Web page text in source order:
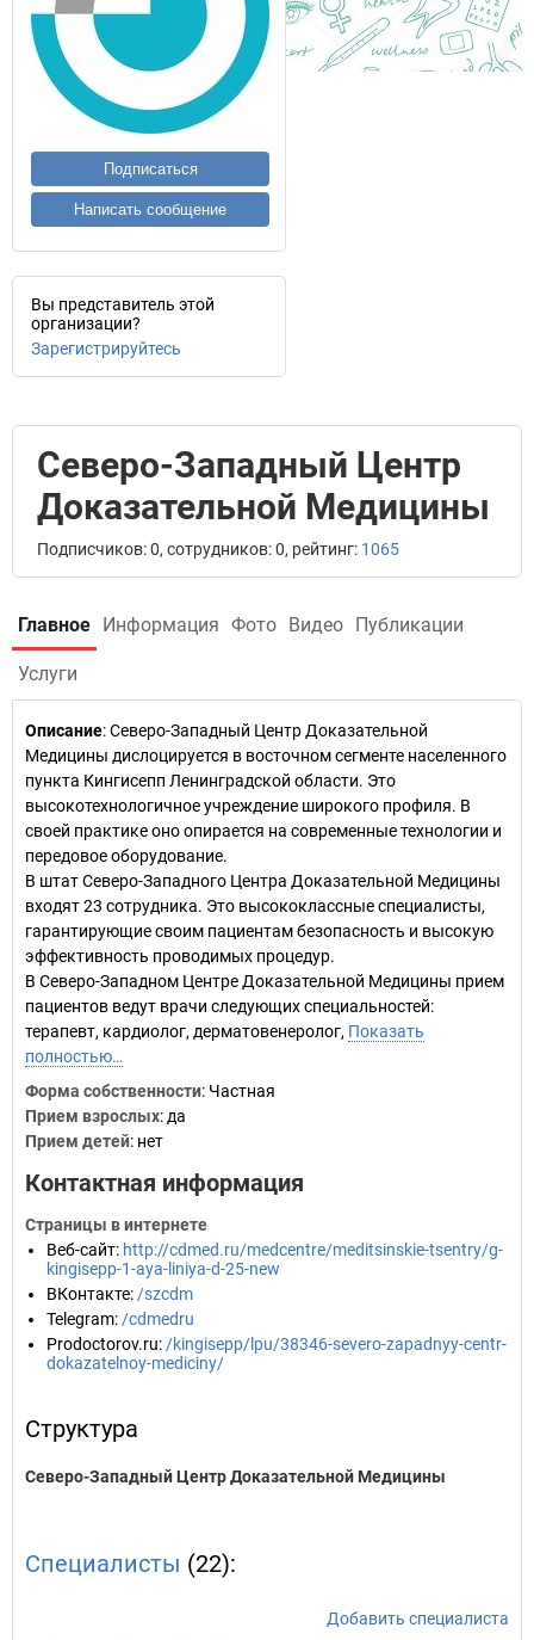
Подписаться
Написать сообщение
Вы представитель этой
организации?
Зарегистрируйтесь
Северо-Западный Центр
Доказательной Медицины
Подписчиков: 0, сотрудников: 0, рейтинг: 1065
Главное Информация Фото Видео Публикации
Услуги
Описание: Северо-Западный Центр Доказательной
Медицины дислоцируется в восточном сегменте населенного
пункта Кингисепп Ленинградской области. Это
высокотехнологичное учреждение широкого профиля. В
своей практике оно опирается на современные технологии и
передовое оборудование.
В штат Северо-Западного Центра Доказательной Медицины
входят 23 сотрудника. Это высококлассные специалисты,
гарантирующие своим пациентам безопасность и высокую
эффективность проводимых процедур.
В Северо-Западном Центре Доказательной Медицины прием
пациентов ведут врачи следующих специальностей:
терапевт, кардиолог, дерматовенеролог, Показать
полностью…
Форма собственности: Частная
Прием взрослых: да
Прием детей: нет
Контактная информация
Страницы в интернете
Веб-сайт: http://cdmed.ru/medcentre/meditsinskie-tsentry/g-
kingisepp-1-aya-liniya-d-25-new
ВКонтакте: /szcdm
Telegram: /cdmedru
Prodoctorov.ru: /kingisepp/lpu/38346-severo-zapadnyy-centr-
dokazatelnoy-mediciny/
Структура
Северо-Западный Центр Доказательной Медицины
Специалисты (22):
Добавить специалиста